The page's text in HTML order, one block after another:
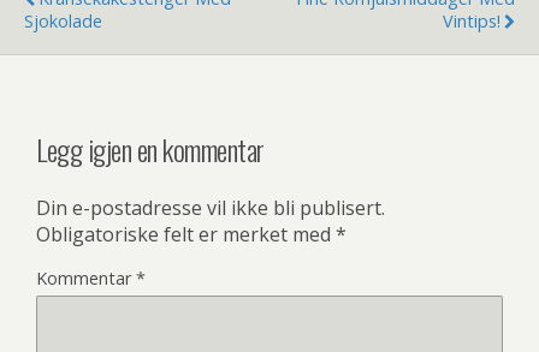
Sjokolade
Vintips!
Legg igjen en kommentar
Din e-postadresse vil ikke bli publisert.
Obligatoriske felt er merket med *
Kommentar*